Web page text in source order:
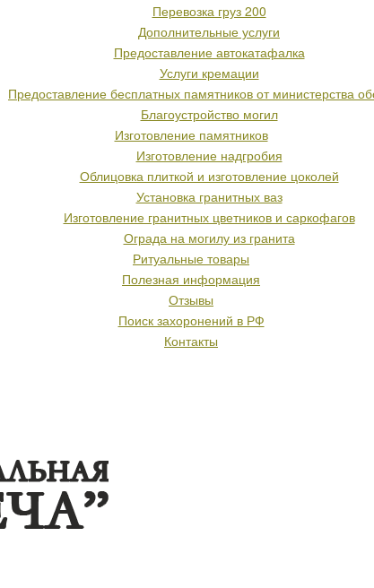
Перевозка груз 200
Дополнительные услуги
Предоставление автокатафалка
Услуги кремации
Предоставление бесплатных памятников от министерства
Благоустройство могил
Изготовление памятников
Изготовление надгробия
Облицовка плиткой и изготовление цоколей
Установка гранитных ваз
Изготовление гранитных цветников и саркофагов
Ограда на могилу из гранита
Ритуальные товары
Полезная информация
Отзывы
Поиск захоронений в РФ
Контакты